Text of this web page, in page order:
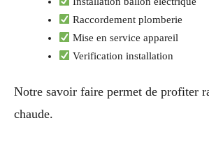
Raccordement plomberie
Mise en service appareil
Verification installation
Notre savoir faire permet de profiter
chaude.